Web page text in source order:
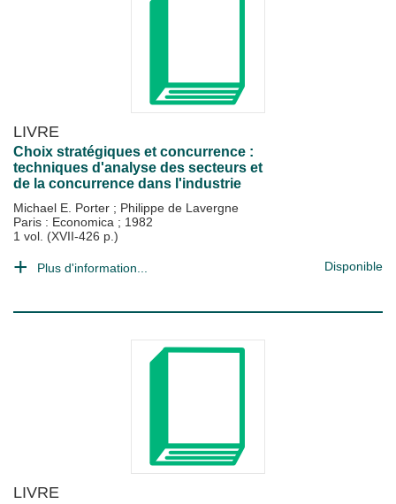
LIVRE
Choix stratégiques et concurrence :
techniques d'analyse des secteurs et
de la concurrence dans l'industrie
Michael E. Porter ; Philippe de Lavergne
Paris : Economica ; 1982
1 vol. (XVII-426 p.)
Plus d'information... Disponible
LIVRE